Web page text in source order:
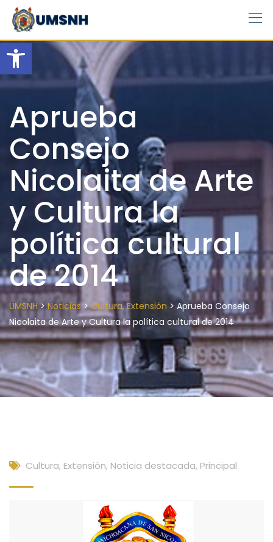
Open toolbar
Skip
content
Aprueba
Consejo
Nicolaita de Arte
y Cultura la
política cultural
de 2014
UMSNH>Noticias>Cultura, Extensión > Aprueba Consejo
Nicolaita de Arte y Cultura la política cultural de 2014
Cultura, Extensión, Noticia destacada, Principal